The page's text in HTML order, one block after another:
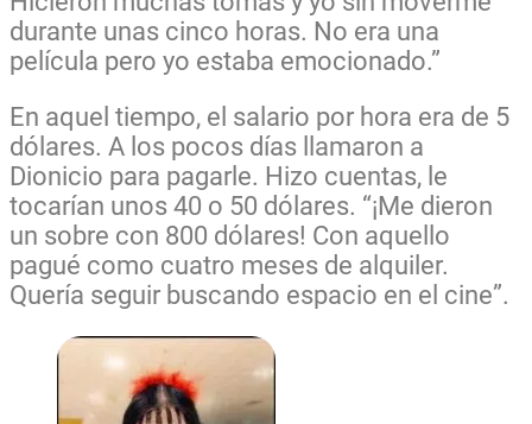
durante unas cinco horas. No era una
película pero yo estaba emocionado.”
En aquel tiempo, el salario por hora era de 5
dólares. A los pocos días llamaron a
Dionicio para pagarle. Hizo cuentas, le
tocarían unos 40 o 50 dólares. “¡Me dieron
un sobre con 800 dólares! Con aquello
pagué como cuatro meses de alquiler.
Quería seguir buscando espacio en el cine”.